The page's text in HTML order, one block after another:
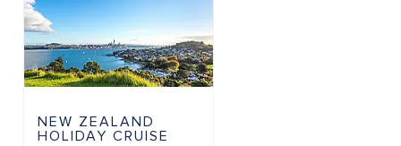
NEW ZEALAND
HOLIDAY CRUISE